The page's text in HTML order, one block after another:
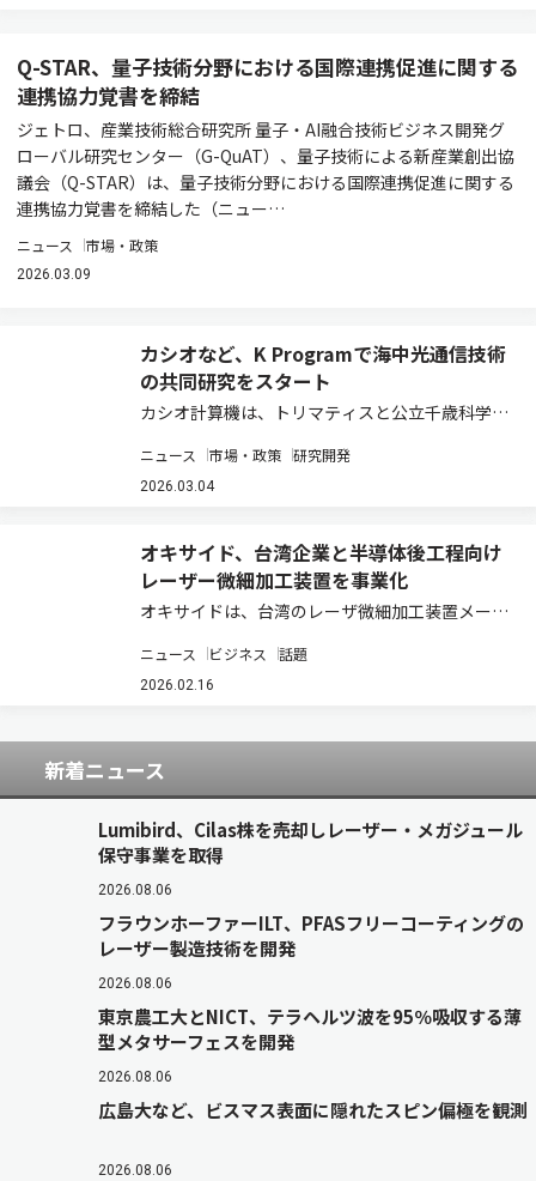
Q-STAR、量子技術分野における国際連携促進に関する
連携協力覚書を締結
ジェトロ、産業技術総合研究所 量子・AI融合技術ビジネス開発グ
ローバル研究センター（G-QuAT）、量子技術による新産業創出協
議会（Q-STAR）は、量子技術分野における国際連携促進に関する
連携協力覚書を締結した（ニュー…
ニュース 市場・政策
2026.03.09
カシオなど、K Programで海中光通信技術
の共同研究をスタート
カシオ計算機は、トリマティスと公立千歳科学技
障重要技術育成プログラム（K Program）」の研
究開発構想に参画し、2025年12月より海中無線
ニュース 市場・政策 研究開発
2026.03.04
オキサイド、台湾企業と半導体後工程向け
レーザー微細加工装置を事業化
オキサイドは、台湾のレーザ微細加工装置メーカ
化に向けた業務提携の基本合意書を締結したと発
表した（ニュースリリース）。 生成AIに関連した
ニュース ビジネス 話題
2026.02.16
新着ニュース
Lumibird、Cilas株を売却しレーザー・メガジュール
保守事業を取得
2026.08.06
フラウンホーファーILT、PFASフリーコーティングの
レーザー製造技術を開発
2026.08.06
東京農工大とNICT、テラヘルツ波を95％吸収する薄
型メタサーフェスを開発
2026.08.06
広島大など、ビスマス表面に隠れたスピン偏極を観測
2026.08.06